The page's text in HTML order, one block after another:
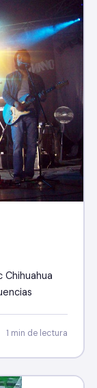
Chihuahua
1 min de lectura